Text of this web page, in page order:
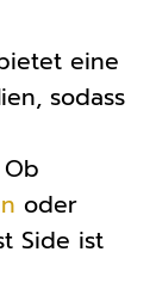
eine
sodass
oder
Side ist